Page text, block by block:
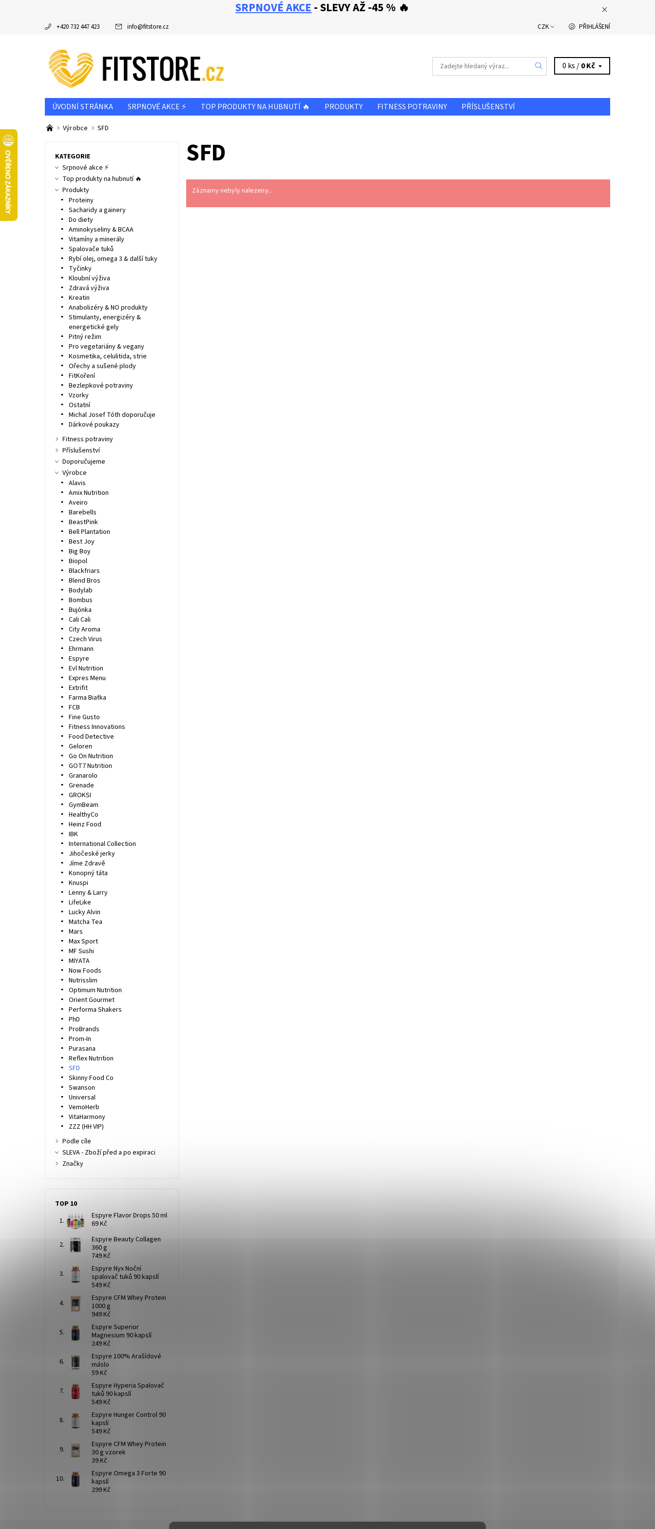
SRPNOVÉ AKCE - SLEVY AŽ -45 % 🔥
+420 732 447 423 info@fitstore.cz CZK PŘIHLÁŠENÍ
0 ks /0 Kč
ÚVODNÍ STRÁNKA SRPNOVÉ AKCE ⚡ TOP PRODUKTY NA HUBNUTÍ 🔥 PRODUKTY FITNESS POTRAVINY
PŘÍSLUŠENSTVÍ
DOPORUČUJEME
NAPIŠTE NÁM
Výrobce SFD
SFD
Záznamy nebyly nalezeny...
KATEGORIE
Srpnové akce ⚡
Top produkty na hubnutí 🔥
Produkty
Proteiny
Sacharidy a gainery
Do diety
Aminokyseliny & BCAA
Vitamíny a minerály
Spalovače tuků
Rybí olej, omega 3 & další tuky
Tyčinky
Kloubní výživa
Zdravá výživa
Kreatin
Anabolizéry & NO produkty
Stimulanty, energizéry &
energetické gely
Pitný režim
Pro vegetariány & vegany
Kosmetika, celulitida, strie
Ořechy a sušené plody
FitKoření
Bezlepkové potraviny
Vzorky
Ostatní
Michal Josef Tóth doporučuje
Dárkové poukazy
Fitness potraviny
Příslušenství
Doporučujeme
Výrobce
Alavis
Amix Nutrition
Aveiro
Barebells
BeastPink
Bell Plantation
Best Joy
Big Boy
Biopol
Blackfriars
Blend Bros
Bodylab
Bombus
Bujónka
Cali Cali
City Aroma
Czech Virus
Ehrmann
Espyre
Evl Nutrition
Expres Menu
Extrifit
Farma Białka
FCB
Fine Gusto
Fitness Innovations
Food Detective
Geloren
Go On Nutrition
GOT7 Nutrition
Granarolo
Grenade
GROKSI
GymBeam
HealthyCo
Heinz Food
IBK
International Collection
Jihočeské jerky
Jíme Zdravě
Konopný táta
Knuspi
Lenny & Larry
LifeLike
Lucky Alvin
Matcha Tea
Mars
Max Sport
MF Sushi
MIYATA
Now Foods
Nutrisslim
Optimum Nutrition
Orient Gourmet
Performa Shakers
PhD
ProBrands
Prom-In
Purasana
Reflex Nutrition
SFD
Skinny Food Co
Swanson
Universal
VemoHerb
VitaHarmony
ZZZ (HH VIP)
Podle cíle
SLEVA - Zboží před a po expiraci
Značky
TOP 10
Espyre Flavor Drops 50 ml
69 Kč
Espyre Beauty Collagen
360 g
749 Kč
Espyre Nyx Noční
spalovač tuků 90 kapslí
549 Kč
Espyre CFM Whey Protein
1000 g
949 Kč
Espyre Superior
Magnesium 90 kapslí
249 Kč
Espyre 100% Arašídové
máslo
59 Kč
Espyre Hyperia Spalovač
tuků 90 kapslí
549 Kč
Espyre Hunger Control 90
kapslí
549 Kč
Espyre CFM Whey Protein
30 g vzorek
39 Kč
Espyre Omega 3 Forte 90
kapslí
299 Kč